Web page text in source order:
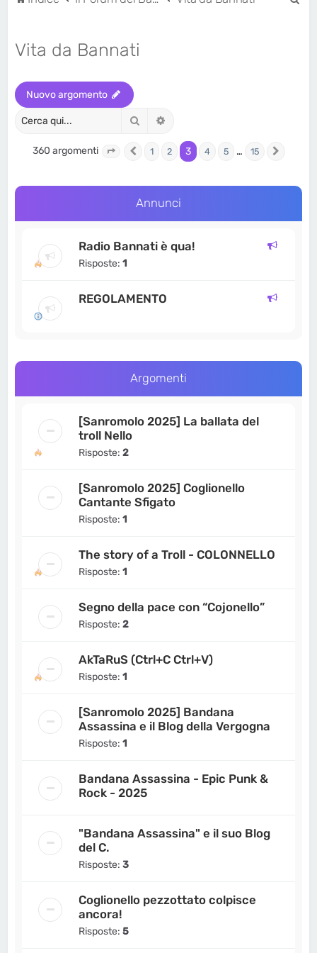
Vita da Bannati
Nuovo argomento
Cerca
360 argomenti Pagina 3 15
Precedente
1 2 3 4 5 … 15
Annunci
Radio Bannati è qua!
Risposte:1
REGOLAMENTO
Argomenti
[Sanromolo 2025] La ballata del
troll Nello
Risposte:2
[Sanromolo 2025] Coglionello
Cantante Sfigato
Risposte:1
The story of a Troll - COLONNELLO
Risposte:1
Segno della pace con “Cojonello”
Risposte:2
AkTaRuS (Ctrl+C Ctrl+V)
Risposte:1
[Sanromolo 2025] Bandana
Assassina e il Blog della Vergogna
Risposte:1
Bandana Assassina - Epic Punk &
Rock - 2025
"Bandana Assassina" e il suo Blog
del C.
Risposte:3
Coglionello pezzottato colpisce
ancora!
Risposte:5